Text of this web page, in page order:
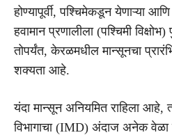
होण्यापूर्वी, पश्चिमेकडून येणाऱ्या
हवामान प्रणालीला (पश्चिमी
तोपर्यंत, केरळमधील मान्सूनचा
शक्यता आहे.
यंदा मान्सून अनियमित राहिला आहे,
विभागाचा (IMD) अंदाज अनेक वेळा